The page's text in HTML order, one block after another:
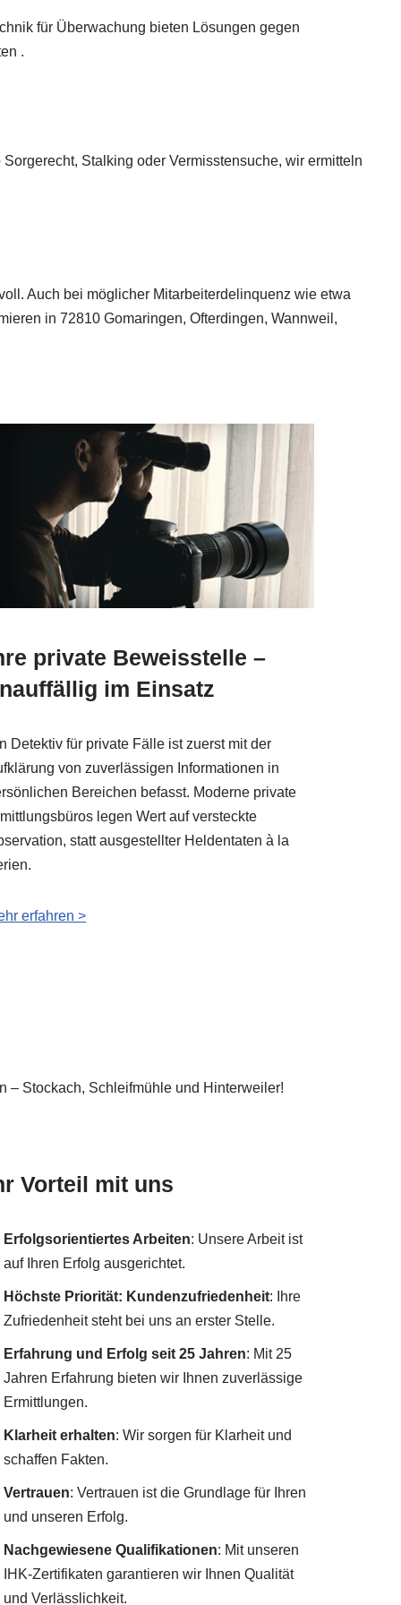
für Überwachung bieten Lösungen gegen
.
Stalking oder Vermisstensuche, wir ermitteln
Auch bei möglicher Mitarbeiterdelinquenz wie etwa
in 72810 Gomaringen, Ofterdingen, Wannweil,
private Beweisstelle –
im Einsatz
Detektiv für private Fälle ist zuerst mit der
von zuverlässigen Informationen in
Bereichen befasst. Moderne private
legen Wert auf versteckte
statt ausgestellter Heldentaten à la
erfahren >
– Stockach, Schleifmühle und Hinterweiler!
Vorteil mit uns
Erfolgsorientiertes Arbeiten: Unsere Arbeit ist
auf Ihren Erfolg ausgerichtet.
Höchste Priorität: Kundenzufriedenheit: Ihre
Zufriedenheit steht bei uns an erster Stelle.
Erfahrung und Erfolg seit 25 Jahren: Mit 25
Jahren Erfahrung bieten wir Ihnen zuverlässige
Ermittlungen.
Klarheit erhalten: Wir sorgen für Klarheit und
schaffen Fakten.
Vertrauen: Vertrauen ist die Grundlage für Ihren
und unseren Erfolg.
Nachgewiesene Qualifikationen: Mit unseren
IHK-Zertifikaten garantieren wir Ihnen Qualität
und Verlässlichkeit.